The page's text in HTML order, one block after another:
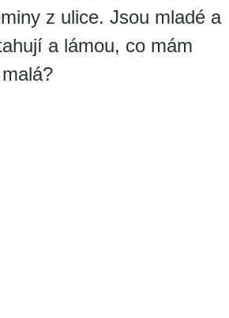
z ulice. Jsou mladé a
a lámou, co mám